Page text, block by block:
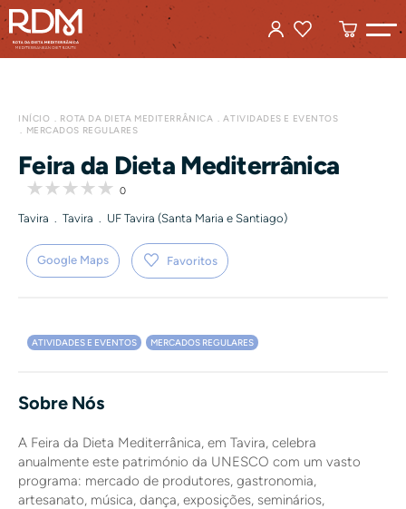
INÍCIO ROTA DA DIETA MEDITERRÂNICA
ATIVIDADES E EVENTOS
MERCADOS REGULARES
Feira da Dieta Mediterrânica
0
Tavira . Tavira . UF Tavira (Santa Maria e Santiago)
Google Maps Favoritos
ATIVIDADES E EVENTOS MERCADOS REGULARES
Sobre Nós
A Feira da Dieta Mediterrânica, em Tavira, celebra
anualmente este património da UNESCO com um vasto
programa: mercado de produtores, gastronomia,
artesanato, música, dança, exposições, seminários,